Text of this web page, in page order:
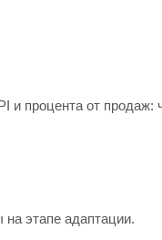
и процента от
этапе адаптации.